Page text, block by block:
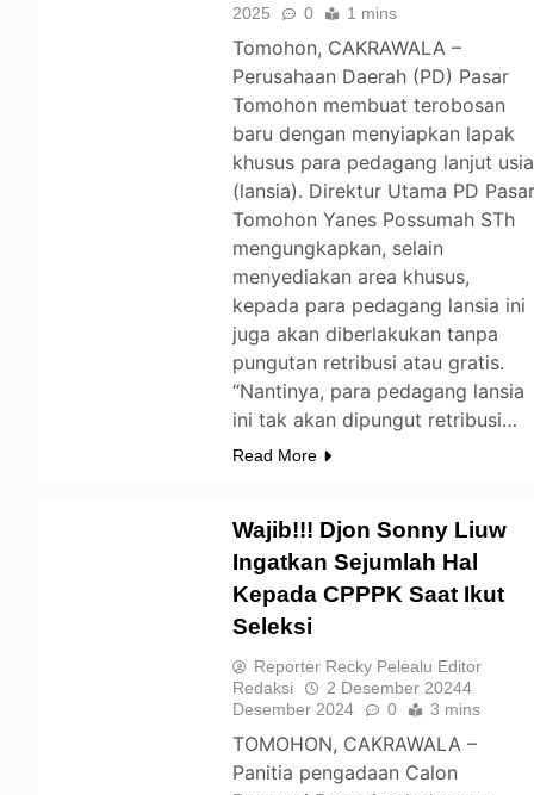
2025
0 1 mins
Tomohon, CAKRAWALA –
Perusahaan Daerah (PD) Pasar
Tomohon membuat terobosan
baru dengan menyiapkan lapak
khusus para pedagang lanjut usia
(lansia). Direktur Utama PD
Tomohon Yanes Possumah STh
mengungkapkan, selain
menyediakan area khusus,
kepada para pedagang lansia ini
juga akan diberlakukan tanpa
pungutan retribusi atau gratis.
“Nantinya, para pedagang lansia
ini tak akan dipungut retribusi…
Read More
Wajib!!! Djon Sonny Liuw
Ingatkan Sejumlah Hal
Kepada CPPPK Saat Ikut
Seleksi
Reporter Recky Pelealu Editor
Redaksi
2 Desember 20244
Desember 2024
0 3 mins
TOMOHON, CAKRAWALA –
Panitia pengadaan Calon